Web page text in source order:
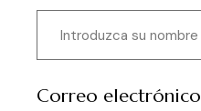
Correo electrónico